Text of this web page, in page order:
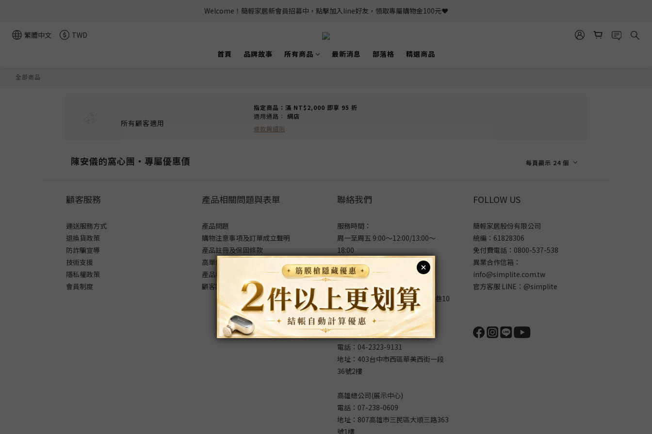
Welcome！簡輕家居新會員招募中，點擊加入line好友，領取專屬購物金100元❤️
繁體中文
TWD
首頁
品牌故事 所有商品 最新消息 部落格 精選商品
全部商品
所有顧客適用
指定商品：滿 NT$2,000 即享 95 折
適用通路： 網店
條款與細則
陳安儀的窩心團‧專屬優惠價 每頁顯示 24 個
顧客服務
運送服務方式
退換貨政策
防詐騙宣導
技術支援
隱私權政策
會員制度
產品相關問題與表單
產品問題
購物注意事項及訂單成立聲明
產品註冊及保固條款
高單價商品延長保固計算
產品維修表單
顧客回饋表單
聯絡我們
服務時間：
周一至周五 9:00～12:00/13:00～
18:00
非上班時段、例假日、國定假日
不提供客服服務，敬請見諒！
台北總公司(維修處)：
235新北市中和區中山路二段366巷10
號8樓
台中分公司(展示中心)
電話：04-2323-9131
地址：403台中市西區華美西街一段
36號2樓
高雄總公司(展示中心)
電話：07-238-0609
地址：807高雄市三民區大順三路363
號1樓
FOLLOW US
簡輕家居股份有限公司
統編：61828306
免付費電話：0800-537-538
異業合作信箱：
info@simplite.com.tw
官方客服 LINE：@simplite